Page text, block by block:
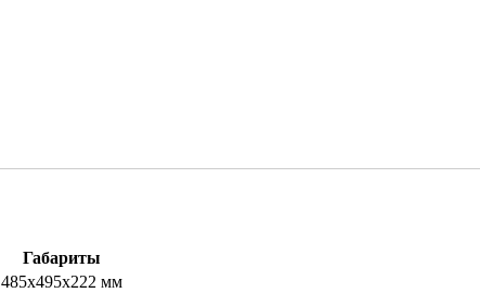
Габариты
485х495х222 мм